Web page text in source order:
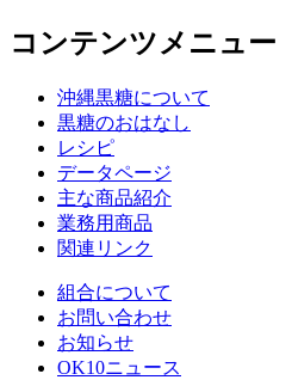
コンテンツメニュー
沖縄黒糖について
黒糖のおはなし
レシピ
データページ
主な商品紹介
業務用商品
関連リンク
組合について
お問い合わせ
お知らせ
OK10ニュース